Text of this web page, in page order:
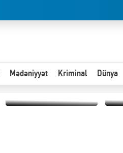
Mədəniyyət Kriminal Dünya